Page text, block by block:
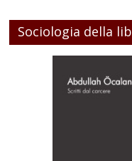
Sociologia della